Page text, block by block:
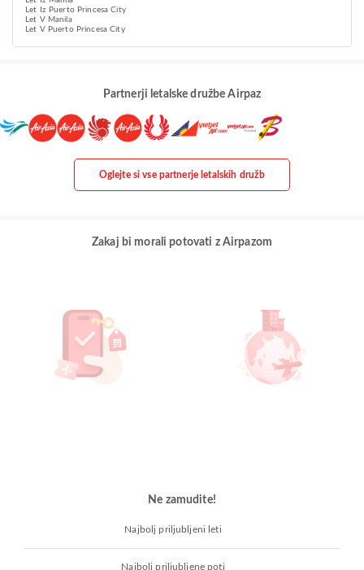
Let Iz Puerto Princesa City
Let V Manila
Let V Puerto Princesa City
Partnerji letalske družbe Airpaz
Oglejte si vse partnerje letalskih družb
Zakaj bi morali potovati z Airpazom
Ne zamudite!
Najbolj priljubljeni leti
Najbolj priljubljene poti